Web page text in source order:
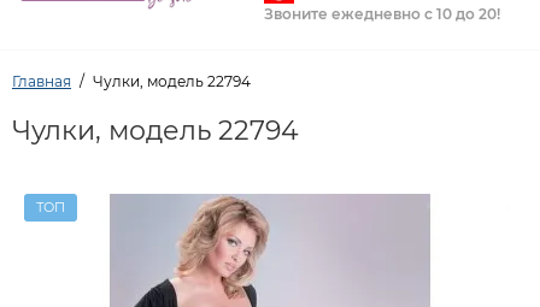
Звоните ежедневно с 10 до 20!
Главная Чулки, модель 22794
Чулки, модель 22794
ТОП